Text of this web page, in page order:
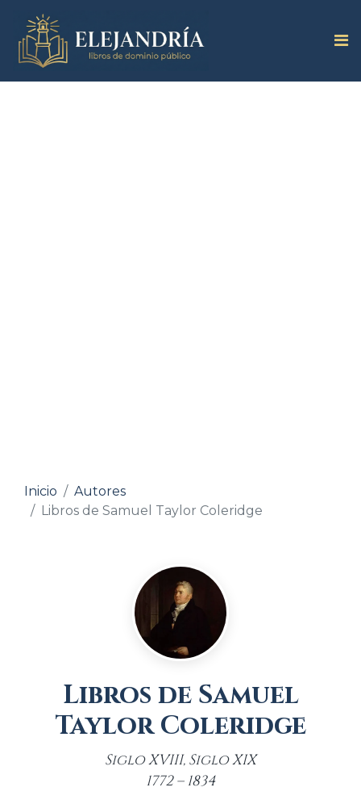
Inicio
Autores
Libros de Samuel Taylor Coleridge
Libros de Samuel
Taylor Coleridge
Siglo XVIII, Siglo XIX
1772 – 1834